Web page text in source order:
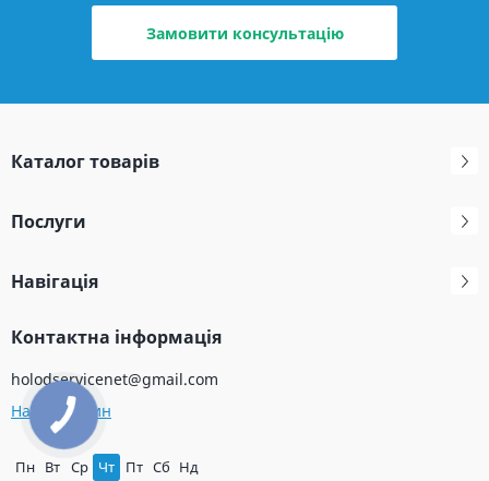
Замовити консультацію
Каталог товарів
Послуги
Навігація
Контактна інформація
holodservicenet@gmail.com
Наш магазин
Пн Вт Ср Чт Пт Сб Нд